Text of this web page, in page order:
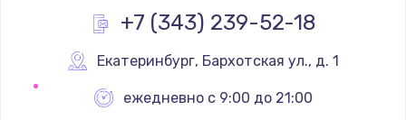
+7 (343) 239-52-18
Екатеринбург, Бархотская ул., д. 1
ежедневно с 9:00 до 21:00